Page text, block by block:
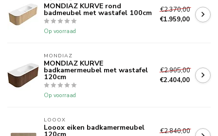
MONDIAZ KURVE rond
badmeubel met wastafel 100cm
Op voorraad
€2.370,00
€1.959,00
MONDIAZ
MONDIAZ KURVE
badkamermeubel met wastafel
120cm
Op voorraad
€2.905,00
€2.404,00
LOOOX
Looox eiken badkamermeubel €2.840,00